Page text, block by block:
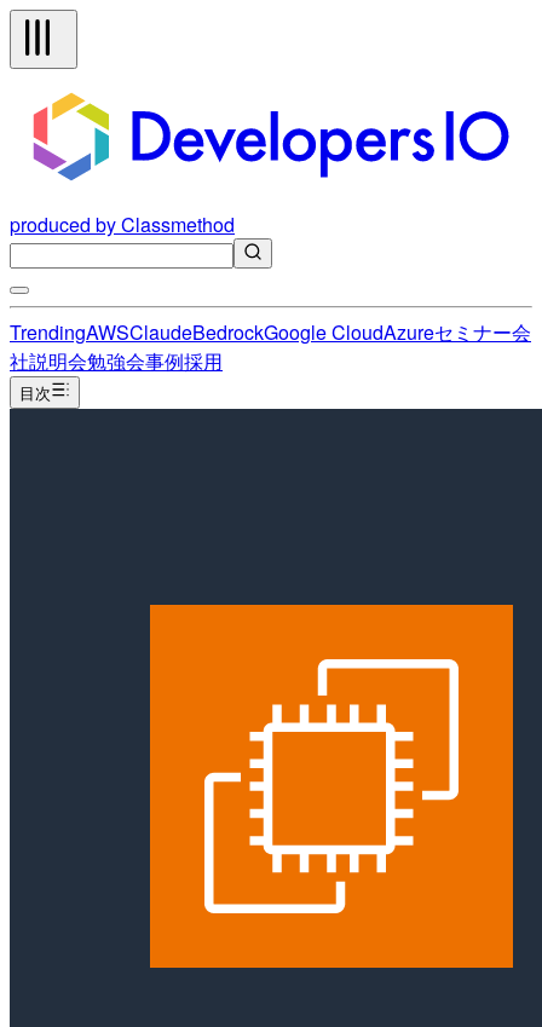
produced by Classmethod
TrendingAWSClaudeBedrockGoogle CloudAzureセミナー会
社説明会勉強会事例採用
目次